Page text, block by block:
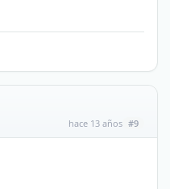
hace 13 años #9